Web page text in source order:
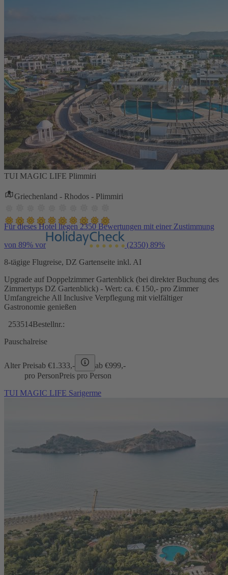
TUI MAGIC LIFE Plimmiri
Griechenland - Rhodos - Plimmiri
Für dieses Hotel liegen 2350 Bewertungen mit einer Zustimmung
von 89% vor (2350) 89%
8-tägige Flugreise, DZ Gartenseite inkl. AI
Upgrade auf Doppelzimmer Gartenblick (bei direkter Buchung des
Zimmertyps DZ Gartenblick) - Wert: ca. € 150,- pro Zimmer
Umfangreiche All Inclusive Verpflegung mit vielfältiger
Gastronomie genießen
253514Bestellnr.:
Pauschalreise
Alter Preisab €1.333,- ab €999,-
pro PersonPreis pro Person
TUI MAGIC LIFE Sarigerme